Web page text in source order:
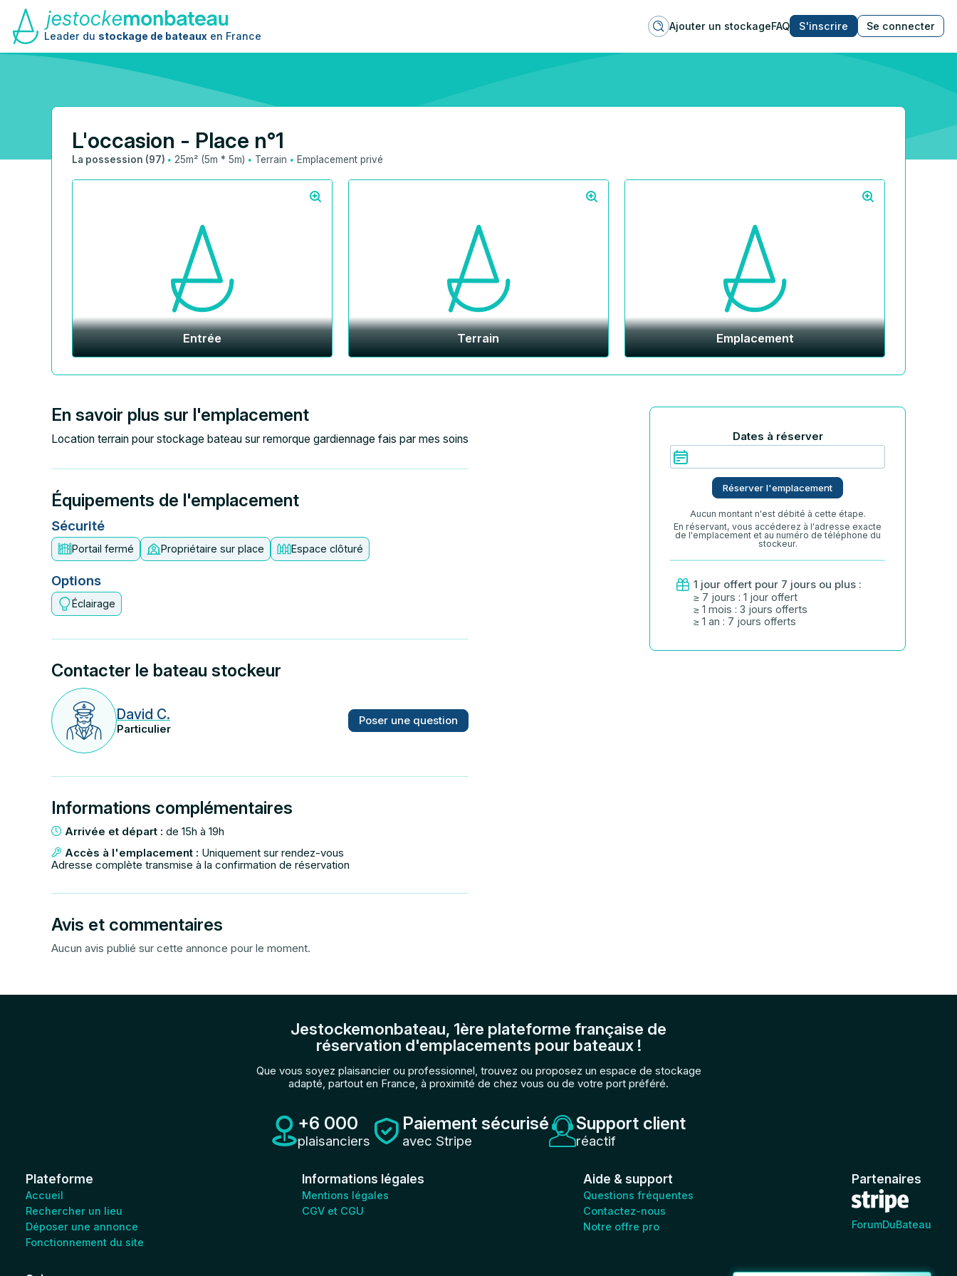
Leader du stockage de bateaux en France
Ajouter un stockageFAQ S'inscrire Se connecter
L'occasion - Place n°1
La possession (97) · 25m² (5m * 5m) · Terrain · Emplacement privé
Entrée Terrain Emplacement
En savoir plus sur l'emplacement
Location terrain pour stockage bateau sur remorque gardiennage fais par mes soins
Équipements de l'emplacement
Sécurité
Portail fermé Propriétaire sur place Espace clôturé
Options
Éclairage
Contacter le bateau stockeur
David C.
Particulier
Poser une question
Informations complémentaires
Arrivée et départ : de 15h à 19h
Accès à l'emplacement : Uniquement sur rendez-vous
Adresse complète transmise à la confirmation de réservation
Avis et commentaires
Aucun avis publié sur cette annonce pour le moment.
Dates à réserver
Réserver l'emplacement
Aucun montant n'est débité à cette étape.
En réservant, vous accéderez à l'adresse exacte
de l'emplacement et au numéro de téléphone du
stockeur.
1 jour offert pour 7 jours ou plus :
≥ 7 jours : 1 jour offert
≥ 1 mois : 3 jours offerts
≥ 1 an : 7 jours offerts
Jestockemonbateau, 1ère plateforme française de
réservation d'emplacements pour bateaux !
Que vous soyez plaisancier ou professionnel, trouvez ou proposez un espace de stockage
adapté, partout en France, à proximité de chez vous ou de votre port préféré.
+6 000
plaisanciers
Paiement sécurisé
avec Stripe
Support client
réactif
Plateforme
Accueil
Rechercher un lieu
Déposer une annonce
Fonctionnement du site
Informations légales
Mentions légales
CGV et CGU
Aide & support
Questions fréquentes
Contactez-nous
Notre offre pro
Partenaires
ForumDuBateau